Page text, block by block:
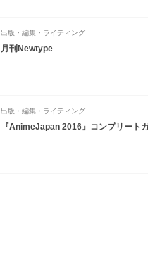
出版・編集・ライティング
月刊Newtype
出版・編集・ライティング
『AnimeJapan 2016』コンプリート